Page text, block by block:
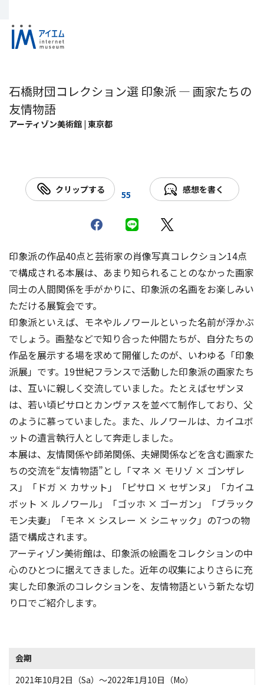
石橋財団コレクション選 印象派 ― 画家たちの
友情物語
アーティゾン美術館 | 東京都
クリップする 55 感想を書く
印象派の作品40点と芸術家の肖像写真コレクション14点
で構成される本展は、あまり知られることのなかった画家
同士の人間関係を手がかりに、印象派の名画をお楽しみい
ただける展覧会です。
印象派といえば、モネやルノワールといった名前が浮かぶ
でしょう。画塾などで知り合った仲間たちが、自分たちの
作品を展示する場を求めて開催したのが、いわゆる「印象
派展」です。19世紀フランスで活動した印象派の画家たち
は、互いに親しく交流していました。たとえばセザンヌ
は、若い頃ピサロとカンヴァスを並べて制作しており、父
のように慕っていました。また、ルノワールは、カイユボ
ットの遺言執行人として奔走しました。
本展は、友情関係や師弟関係、夫婦関係などを含む画家た
ちの交流を“友情物語”とし「マネ × モリゾ × ゴンザレ
ス」「ドガ × カサット」「ピサロ × セザンヌ」「カイユ
ボット × ルノワール」「ゴッホ × ゴーガン」「ブラック
モン夫妻」「モネ × シスレー × シニャック」の7つの物
語で構成されます。
アーティゾン美術館は、印象派の絵画をコレクションの中
心のひとつに据えてきました。近年の収集によりさらに充
実した印象派のコレクションを、友情物語という新たな切
り口でご紹介します。
会期
2021年10月2日（Sa）〜2022年1月10日（Mo）